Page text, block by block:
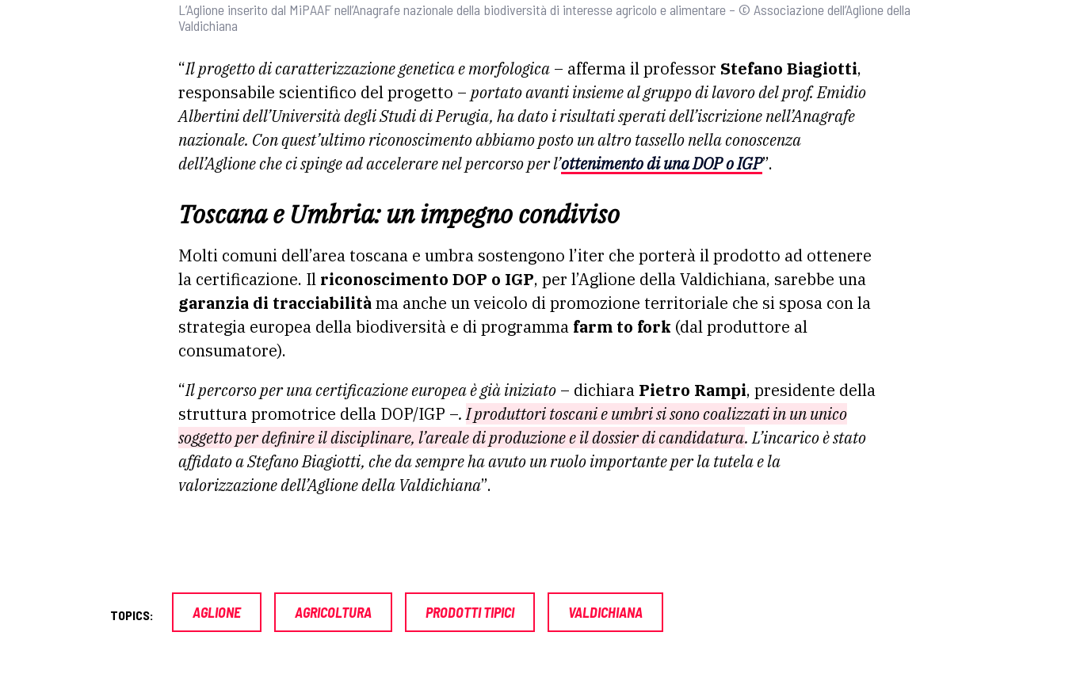
L’Aglione inserito dal MiPAAF nell’Anagrafe nazionale della biodiversità di interesse agricolo e alimentare – © Associazione dell’Aglione della
Valdichiana
“Il progetto di caratterizzazione genetica e morfologica – afferma il professor Stefano Biagiotti,
responsabile scientifico del progetto – portato avanti insieme al gruppo di lavoro del prof. Emidio
Albertini dell’Università degli Studi di Perugia, ha dato i risultati sperati dell’iscrizione nell’Anagrafe
nazionale. Con quest’ultimo riconoscimento abbiamo posto un altro tassello nella conoscenza
dell’Aglione che ci spinge ad accelerare nel percorso per l’ottenimento di una DOP o IGP”.
Toscana e Umbria: un impegno condiviso
Molti comuni dell’area toscana e umbra sostengono l’iter che porterà il prodotto ad ottenere
la certificazione. Il riconoscimento DOP o IGP, per l’Aglione della Valdichiana, sarebbe una
garanzia di tracciabilitàma anche un veicolo di promozione territoriale che si sposa con la
strategia europea della biodiversità e di programma farm to fork (dal produttore al
consumatore).
“Il percorso per una certificazione europea è già iniziato – dichiara Pietro Rampi, presidente della
struttura promotrice della DOP/IGP –.I produttori toscani e umbri si sono coalizzati in un unico
soggetto per definire il disciplinare, l’areale di produzione e il dossier di candidatura. L’incarico è stato
affidato a Stefano Biagiotti, che da sempre ha avuto un ruolo importante per la tutela e la
valorizzazione dell’Aglione della Valdichiana”.
TOPICS: AGLIONE AGRICOLTURA PRODOTTI TIPICI VALDICHIANA